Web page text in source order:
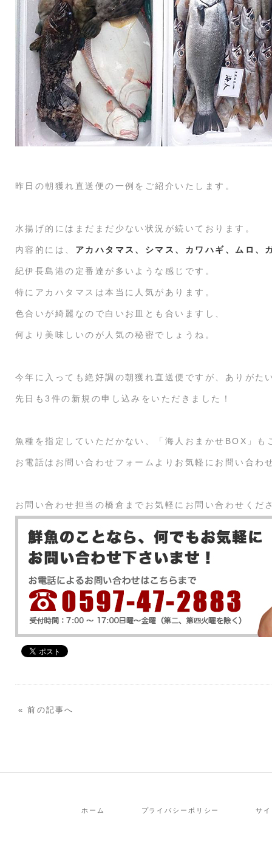
昨日の朝獲れ直送便の一例をご紹介いたします。
水揚げ的にはまだまだ少ない状況が続いております。
内容的には、 アカハタマス、シマス、カワハギ、ムロ、
紀伊長島港の定番達が多いような感じです。
特にアカハタマスは本当に人気があります。
色合いが綺麗なので白いお皿とも合いますし、
何より美味しいのが人気の秘密でしょうね。
今年に入っても絶好調の朝獲れ直送便ですが、ありがた
先日も3件の新規の申し込みをいただきました！
魚種を指定していただかない、「海人おまかせBOX」も
お電話はお問い合わせフォームよりお気軽にお問い合わ
お問い合わせ担当の橋倉までお気軽にお問い合わせくだ
« 前の記事へ
ホーム プライバシーポリシー サ